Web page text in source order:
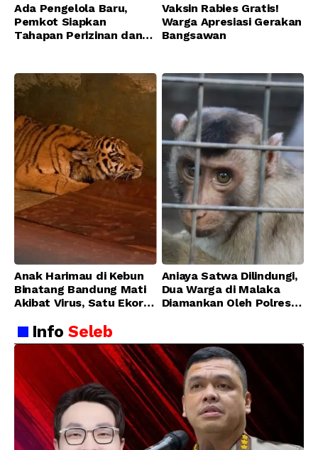
Ada Pengelola Baru,
Pemkot Siapkan
Tahapan Perizinan dan
Vaksin Rabies Gratis!
Warga Apresiasi Gerakan
Bangsawan
Anak Harimau di Kebun
Binatang Bandung Mati
Akibat Virus, Satu Ekor
Membaik
Aniaya Satwa Dilindungi,
Dua Warga di Malaka
Diamankan Oleh Polres
InfoSeleb